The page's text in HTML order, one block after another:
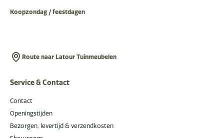
Koopzondag / feestdagen
Route naar Latour Tuinmeubelen
Service & Contact
Contact
Openingstijden
Bezorgen, levertijd & verzendkosten